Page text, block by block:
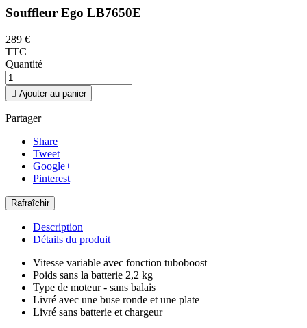
Souffleur Ego LB7650E
289 €
TTC
Quantité
 Ajouter au panier
Partager
Share
Tweet
Google+
Pinterest
Description
Détails du produit
Vitesse variable avec fonction tuboboost
Poids sans la batterie 2,2 kg
Type de moteur - sans balais
Livré avec une buse ronde et une plate
Livré sans batterie et chargeur